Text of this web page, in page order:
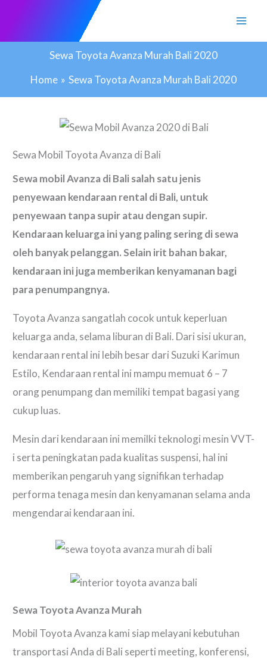
content
Sewa Toyota Avanza Murah Bali 2020
Home
Sewa Toyota Avanza Murah Bali 2020
Sewa Mobil Toyota Avanza di Bali
Sewa mobil Avanza di Bali salah satu jenis
penyewaan kendaraan rental di Bali, untuk
penyewaan tanpa supir atau dengan supir.
Kendaraan keluarga ini yang paling sering di sewa
oleh banyak pelanggan. Selain irit bahan bakar,
kendaraan ini juga memberikan kenyamanan bagi
para penumpangnya.
Toyota Avanza sangatlah cocok untuk keperluan
keluarga anda, selama liburan di Bali. Dari sisi ukuran,
kendaraan rental ini lebih besar dari Suzuki Karimun
Estilo, Kendaraan rental ini mampu memuat 6 – 7
orang penumpang dan memiliki tempat bagasi yang
cukup luas.
Mesin dari kendaraan ini memilki teknologi mesin VVT-
i serta peningkatan pada kualitas suspensi, hal ini
memberikan pengaruh yang signifikan terhadap
performa tenaga mesin dan kenyamanan selama anda
mengendarai kendaraan ini.
Sewa Toyota Avanza Murah
Mobil Toyota Avanza kami siap melayani kebutuhan
transportasi Anda di Bali seperti meeting, konferensi,